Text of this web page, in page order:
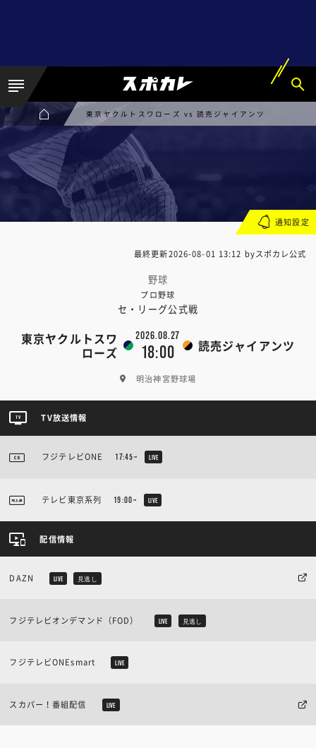
東京ヤクルトスワローズ vs 読売ジャイアンツ
最終更新2026-08-01 13:12 byスポカレ公式
野球
プロ野球
セ・リーグ公式戦
東京ヤクルトスワ
ローズ
2026.08.27
18:00 読売ジャイアンツ
明治神宮野球場
通知設定
TV放送情報
フジテレビONE 17:45~ LIVE
テレビ東京系列 19:00~ LIVE
配信情報
DAZN LIVE 見逃し
フジテレビオンデマンド（FOD） LIVE 見逃し
フジテレビONEsmart LIVE
スカパー！番組配信 LIVE